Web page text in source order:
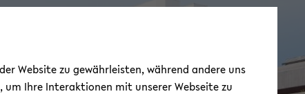
Sci­ence
Website zu gewährleisten, während andere uns
um Ihre Interaktionen mit unserer Webseite zu